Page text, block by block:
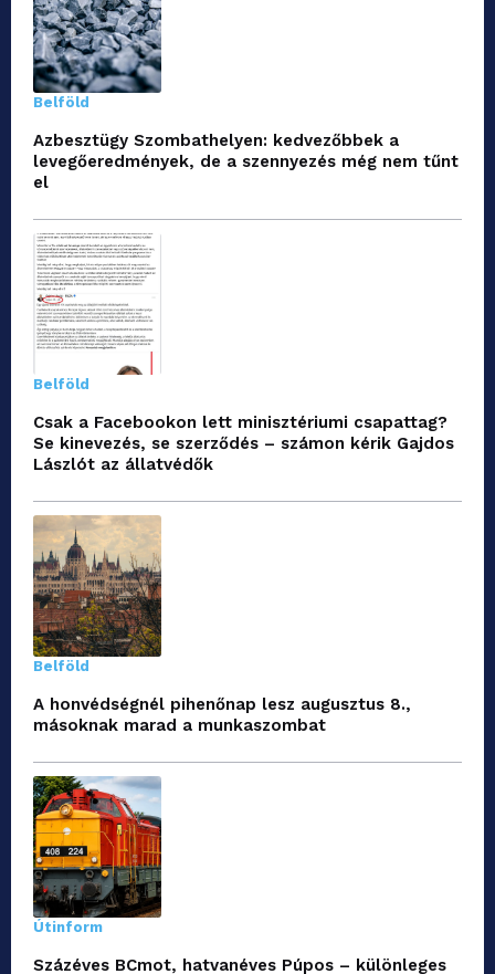
Belföld
Azbesztügy Szombathelyen: kedvezőbbek a
levegőeredmények, de a szennyezés még nem tűnt
el
Belföld
Csak a Facebookon lett minisztériumi csapattag?
Se kinevezés, se szerződés – számon kérik Gajdos
Lászlót az állatvédők
Belföld
A honvédségnél pihenőnap lesz augusztus 8.,
másoknak marad a munkaszombat
Útinform
Százéves BCmot, hatvanéves Púpos – különleges